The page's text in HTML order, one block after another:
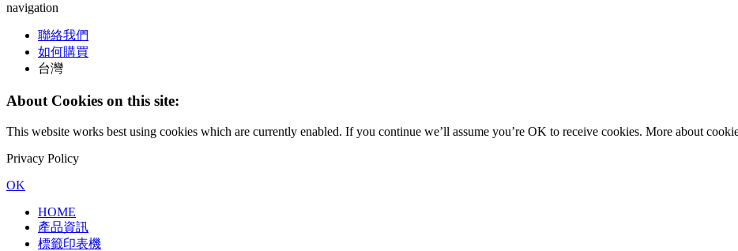
navigation
聯絡我們
如何購買
台灣
About Cookies on this site:
This website works best using cookies which are currently enabled. If you continue we’ll assume you’re OK to receive cookies. More about
Privacy Policy
OK
HOME
產品資訊
標籤印表機